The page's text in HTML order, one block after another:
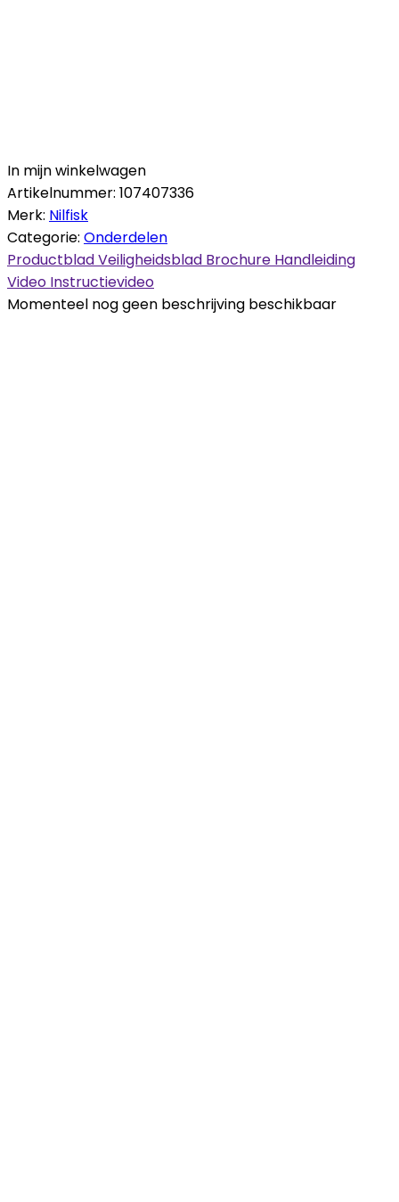
In mijn winkelwagen
Artikelnummer: 107407336
Merk: Nilfisk
Categorie: Onderdelen
ProductbladVeiligheidsblad Brochure Handleiding
Video Instructievideo
Momenteel nog geen beschrijving beschikbaar